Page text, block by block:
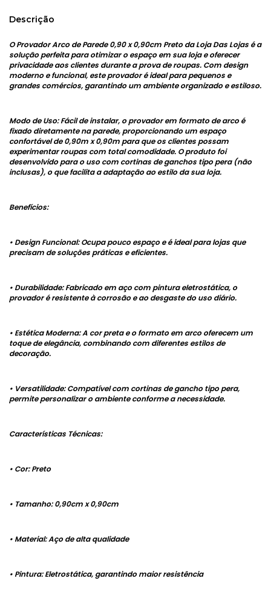
Descrição
O Provador Arco de Parede 0,90 x 0,90cm Preto da Loja Das Lojas é a
solução perfeita para otimizar o espaço em sua loja e oferecer
privacidade aos clientes durante a prova de roupas. Com design
moderno e funcional, este provador é ideal para pequenos e
grandes comércios, garantindo um ambiente organizado e estiloso.
Modo de Uso: Fácil de instalar, o provador em formato de arco é
fixado diretamente na parede, proporcionando um espaço
confortável de 0,90m x 0,90m para que os clientes possam
experimentar roupas com total comodidade. O produto foi
desenvolvido para o uso com cortinas de ganchos tipo pera (não
inclusas), o que facilita a adaptação ao estilo da sua loja.
Benefícios:
• Design Funcional: Ocupa pouco espaço e é ideal para lojas que
precisam de soluções práticas e eficientes.
• Durabilidade: Fabricado em aço com pintura eletrostática, o
provador é resistente à corrosão e ao desgaste do uso diário.
• Estética Moderna: A cor preta e o formato em arco oferecem um
toque de elegância, combinando com diferentes estilos de
decoração.
• Versatilidade: Compatível com cortinas de gancho tipo pera,
permite personalizar o ambiente conforme a necessidade.
Características Técnicas:
• Cor: Preto
• Tamanho: 0,90cm x 0,90cm
• Material: Aço de alta qualidade
• Pintura: Eletrostática, garantindo maior resistência